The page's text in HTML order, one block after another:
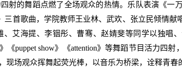
射的舞蹈点燃了全场观众的热情。乐队表演《
三首歌曲，学院教师王业林、武欢、张立民倾情
艾海提、李铟彤、曹骞、赵婧斐等同学以独唱
《puppet show》《attention》等舞蹈节目活力四
场观众挥舞起荧光棒，以音乐为桥梁，诠释青春